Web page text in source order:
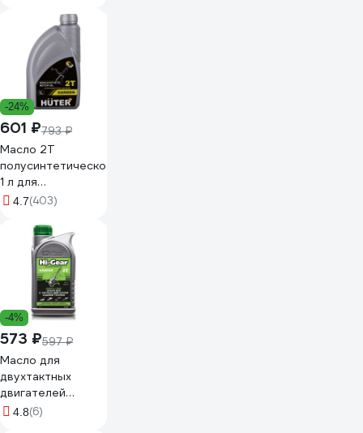
-24%
601 ₽793 ₽
Масло 2Т
полусинтетическое
1 л для
двухтактных
техники Huter
73/8/3/2
4.7(403)
-4%
573 ₽597 ₽
Масло для
двухтактных
двигателей
садовой техники
4.8(6)